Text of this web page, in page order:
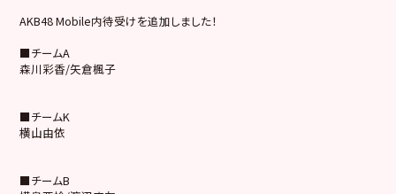
AKB48 Mobile内待受けを追加しました！
■チームA
森川彩香/矢倉楓子
■チームK
横山由依
■チームB